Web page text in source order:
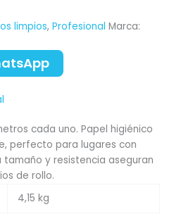
limpios, Profesional Marca:
cada uno. Papel higiénico
perfecto para lugares con
y resistencia aseguran
de rollo.
4,15 kg